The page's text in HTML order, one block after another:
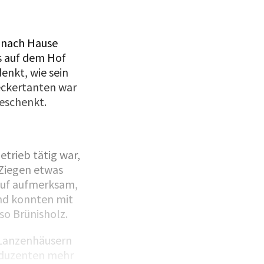
Hause
auf dem Hof
wie sein
war
tätig war,
etwas
aufmerksam,
konnten mit
Brünisholz.
mehr